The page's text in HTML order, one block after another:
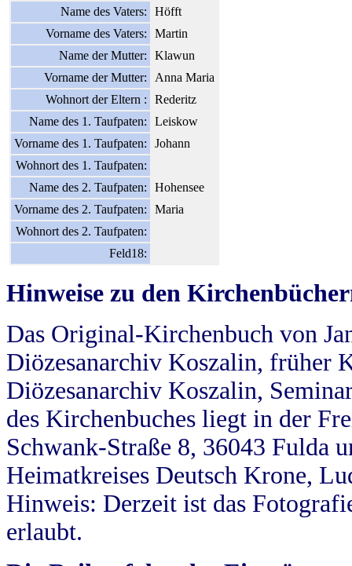
Name des Vaters:
Höfft
Vorname des Vaters:
Martin
Name der Mutter:
Klawun
Vorname der Mutter:
Anna Maria
Wohnort der Eltern :
Rederitz
Name des 1. Taufpaten:
Leiskow
Vorname des 1. Taufpaten:
Johann
Wohnort des 1. Taufpaten:
Name des 2. Taufpaten:
Hohensee
Vorname des 2. Taufpaten:
Maria
Wohnort des 2. Taufpaten:
Feld18:
Hinweise zu den
Das Original-Kirchenbuch von
Diözesanarchiv Koszalin, früher
Diözesanarchiv Koszalin,
des Kirchenbuches liegt in der
Schwank-Straße 8, 36043 Fulda
Heimatkreises Deutsch Krone,
Hinweis: Derzeit ist das
erlaubt.